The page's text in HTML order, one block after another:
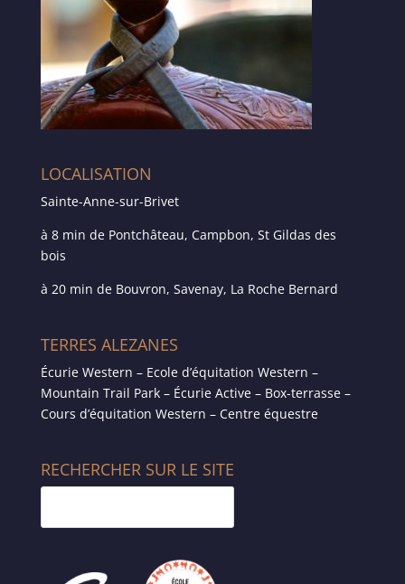
LOCALISATION
Sainte-Anne-sur-Brivet
à 8 min de Pontchâteau, Campbon, St Gildas des
bois
à 20 min de Bouvron, Savenay, La Roche Bernard
TERRES ALEZANES
Écurie Western – Ecole d’équitation Western –
Mountain Trail Park – Écurie Active – Box-terrasse –
Cours d’équitation Western – Centre équestre
RECHERCHER SUR LE SITE